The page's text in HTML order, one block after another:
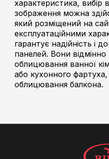
характеристика, вибір
зображення можна
який розміщений на
експлуатаційними
гарантує надійність і
панелей. Вони відмінно
облицювання ванної
або кухонного
облицювання балкона.